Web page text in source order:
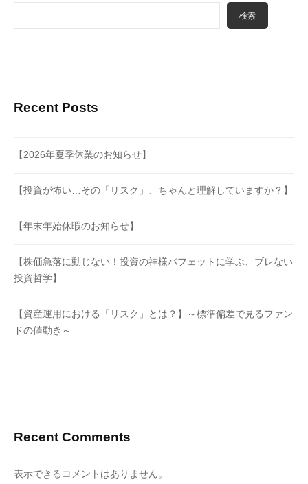
検索
Recent Posts
【2026年夏季休業のお知らせ】
【投資が怖い…その「リスク」、ちゃんと理解していますか？】
【年末年始休暇のお知らせ】
【株価急落に動じない！投資の神様バフェットに学ぶ、ブレない
投資哲学】
【資産運用における「リスク」とは？】～標準偏差で見るファン
ドの値動き～
Recent Comments
表示できるコメントはありません。